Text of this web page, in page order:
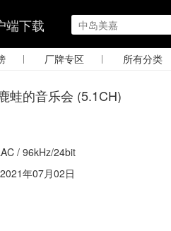
端下载
| 厂牌专区 | 所有分类
蛙的音乐会 (5.1CH)
/ 96kHz/24bit
2021年07月02日